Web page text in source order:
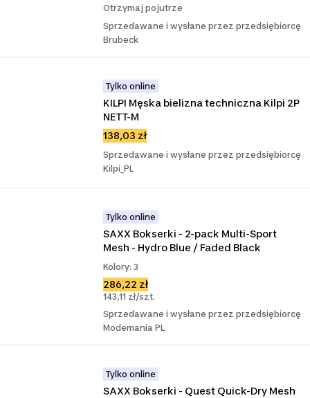
Otrzymaj pojutrze
Sprzedawane i wysłane przez przedsiębiorcę
Brubeck
Tylko online
KILPI Męska bielizna techniczna Kilpi 2P
NETT-M
138,03 zł
Sprzedawane i wysłane przez przedsiębiorcę
Kilpi_PL
Tylko online
SAXX Bokserki - 2-pack Multi-Sport
Mesh - Hydro Blue / Faded Black
Kolory: 3
286,22 zł
143,11 zł/szt.
Sprzedawane i wysłane przez przedsiębiorcę
Modemania PL
Tylko online
SAXX Bokserki - Quest Quick-Dry Mesh